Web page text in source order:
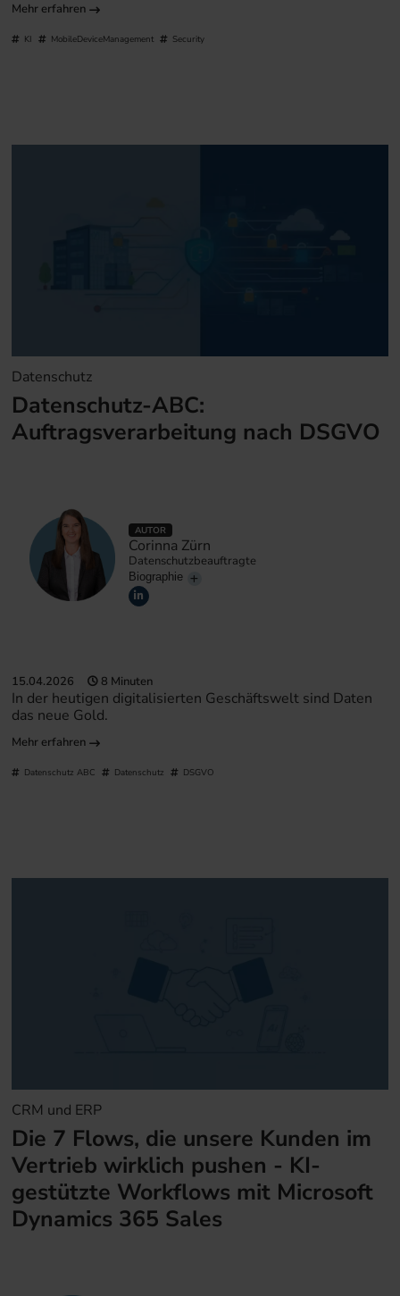
Mehr erfahren
KI MobileDeviceManagement Security
Datenschutz
Datenschutz-ABC:
Auftragsverarbeitung nach DSGVO
AUTOR
Corinna Zürn
Datenschutzbeauftragte
Biographie
15.04.2026 8 Minuten
In der heutigen digitalisierten Geschäftswelt sind Daten
das neue Gold.
Mehr erfahren
Datenschutz ABC Datenschutz DSGVO
CRM und ERP
Die 7 Flows, die unsere Kunden im
Vertrieb wirklich pushen - KI-
gestützte Workflows mit Microsoft
Dynamics 365 Sales